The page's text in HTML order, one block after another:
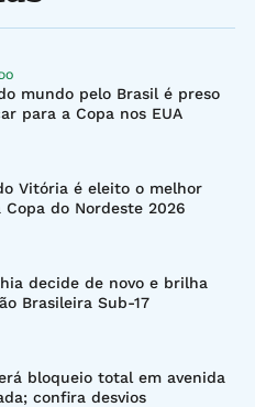
mundo pelo Brasil é preso
para a Copa nos EUA
Vitória é eleito o melhor
Copa do Nordeste 2026
decide de novo e brilha
Brasileira Sub-17
bloqueio total em avenida
confira desvios